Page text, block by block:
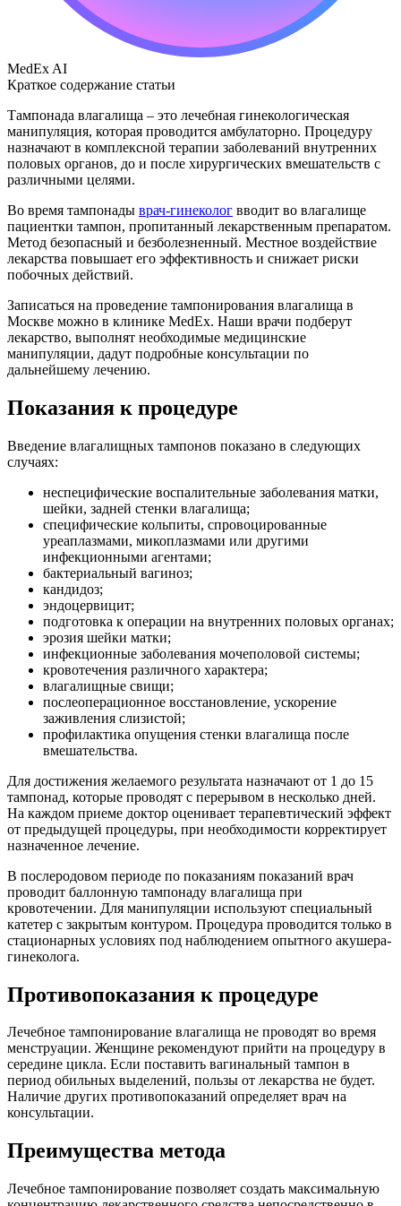
MedEx AI
Краткое содержание статьи
Тампонада влагалища – это лечебная гинекологическая
манипуляция, которая проводится амбулаторно. Процедуру
назначают в комплексной терапии заболеваний внутренних
половых органов, до и после хирургических вмешательств с
различными целями.
Во время тампонады врач-гинеколог вводит во влагалище
пациентки тампон, пропитанный лекарственным препаратом.
Метод безопасный и безболезненный. Местное воздействие
лекарства повышает его эффективность и снижает риски
побочных действий.
Записаться на проведение тампонирования влагалища в
Москве можно в клинике MedEx. Наши врачи подберут
лекарство, выполнят необходимые медицинские
манипуляции, дадут подробные консультации по
дальнейшему лечению.
Показания к процедуре
Введение влагалищных тампонов показано в следующих
случаях:
неспецифические воспалительные заболевания матки,
шейки, задней стенки влагалища;
специфические кольпиты, спровоцированные
уреаплазмами, микоплазмами или другими
инфекционными агентами;
бактериальный вагиноз;
кандидоз;
эндоцервицит;
подготовка к операции на внутренних половых органах;
эрозия шейки матки;
инфекционные заболевания мочеполовой системы;
кровотечения различного характера;
влагалищные свищи;
послеоперационное восстановление, ускорение
заживления слизистой;
профилактика опущения стенки влагалища после
вмешательства.
Для достижения желаемого результата назначают от 1 до 15
тампонад, которые проводят с перерывом в несколько дней.
На каждом приеме доктор оценивает терапевтический эффект
от предыдущей процедуры, при необходимости корректирует
назначенное лечение.
В послеродовом периоде по показаниям показаний врач
проводит баллонную тампонаду влагалища при
кровотечении. Для манипуляции используют специальный
катетер с закрытым контуром. Процедура проводится только в
стационарных условиях под наблюдением опытного акушера-
гинеколога.
Противопоказания к процедуре
Лечебное тампонирование влагалища не проводят во время
менструации. Женщине рекомендуют прийти на процедуру в
середине цикла. Если поставить вагинальный тампон в
период обильных выделений, пользы от лекарства не будет.
Наличие других противопоказаний определяет врач на
консультации.
Преимущества метода
Лечебное тампонирование позволяет создать максимальную